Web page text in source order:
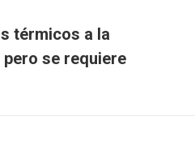
térmicos a la
se requiere